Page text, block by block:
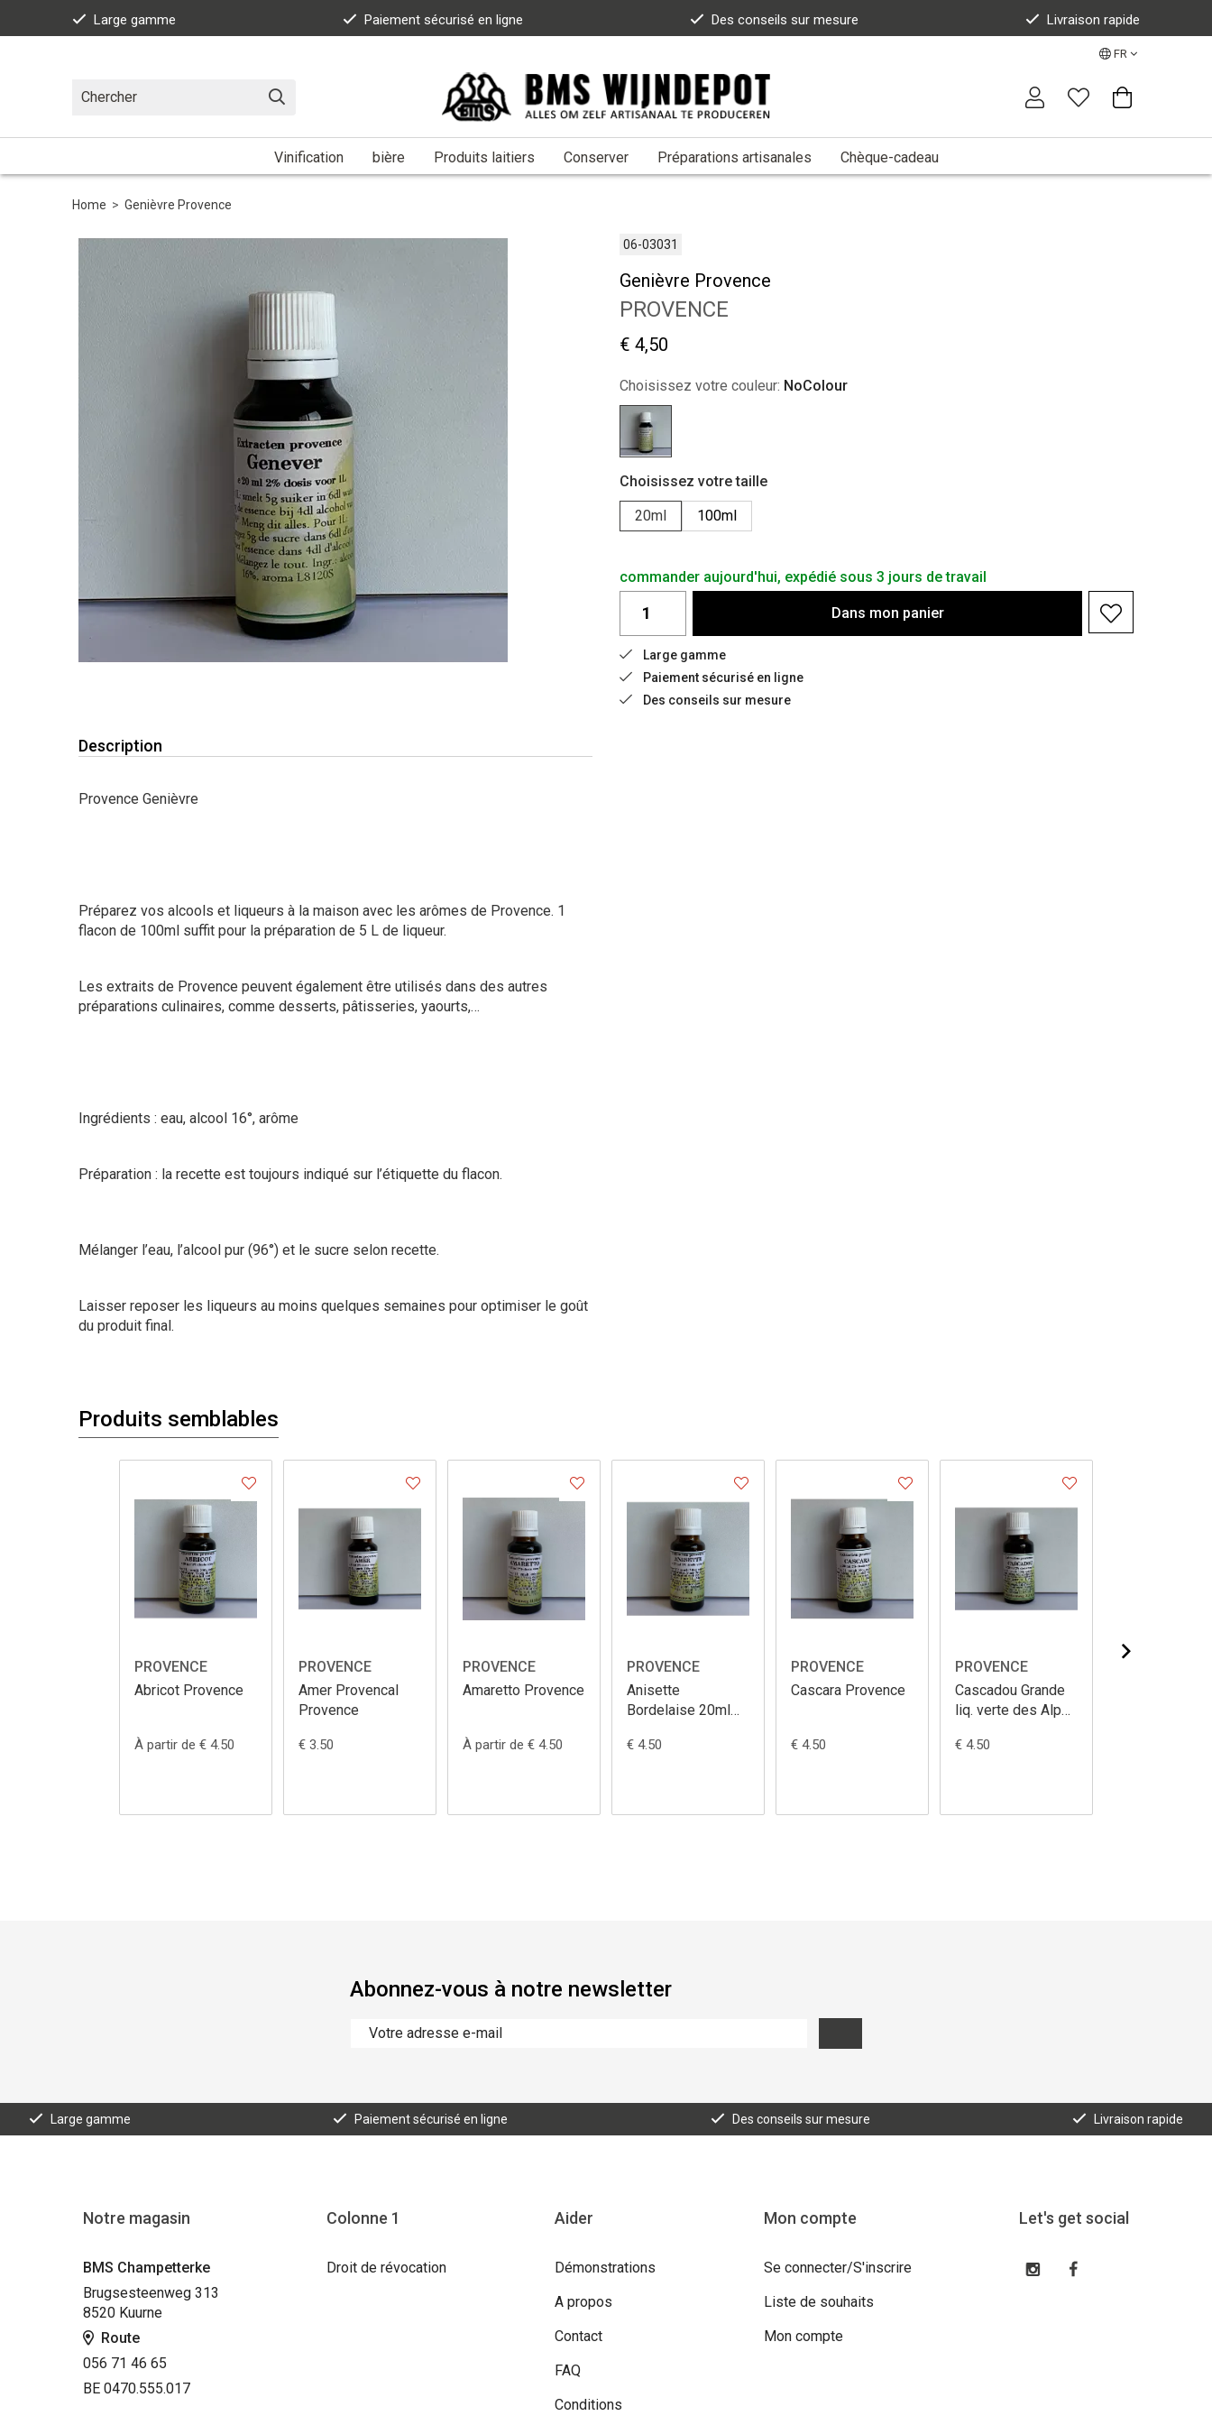
Large gamme Paiement sécurisé en ligne Des conseils sur mesure Livraison rapide
FR
Vinification bière Produits laitiers Conserver Préparations artisanales Chèque-cadeau
Home > Genièvre Provence
06-03031
Genièvre Provence
PROVENCE
€ 4,50
Choisissez votre couleur: NoColour
Choisissez votre taille
20ml
100ml
commander aujourd'hui, expédié sous 3 jours de travail
Dans mon panier
Large gamme
Paiement sécurisé en ligne
Des conseils sur mesure
Description
Provence Genièvre
Préparez vos alcools et liqueurs à la maison avec les arômes de Provence. 1
flacon de 100ml suffit pour la préparation de 5 L de liqueur.
Les extraits de Provence peuvent également être utilisés dans des autres
préparations culinaires, comme desserts, pâtisseries, yaourts,…
Ingrédients : eau, alcool 16°, arôme
Préparation : la recette est toujours indiqué sur l’étiquette du flacon.
Mélanger l’eau, l’alcool pur (96°) et le sucre selon recette.
Laisser reposer les liqueurs au moins quelques semaines pour optimiser le goût
du produit final.
Produits semblables
PROVENCE
Abricot Provence
À partir de € 4.50
PROVENCE
Amer Provencal
Provence
€ 3.50
PROVENCE
Amaretto Provence
À partir de € 4.50
PROVENCE
Anisette
Bordelaise 20ml
€ 4.50
PROVENCE
Cascara Provence
€ 4.50
PROVENCE
Cascadou Grande
liq. verte des Alpes
€ 4.50
Abonnez-vous à notre newsletter
Large gamme Paiement sécurisé en ligne Des conseils sur mesure Livraison rapide
Notre magasin
BMS Champetterke
Brugsesteenweg 313
8520 Kuurne
Route
056 71 46 65
BE 0470.555.017
Colonne 1
Droit de révocation
Aider
Démonstrations
A propos
Contact
FAQ
Conditions
Mon compte
Se connecter/S'inscrire
Liste de souhaits
Mon compte
Let's get social